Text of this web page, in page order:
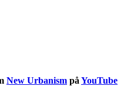
New Urbanism på YouTube